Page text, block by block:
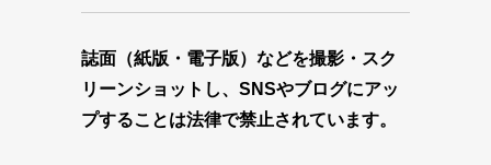
誌面（紙版・電子版）などを撮影・スク
リーンショットし、SNSやブログにアッ
プすることは法律で禁止されています。